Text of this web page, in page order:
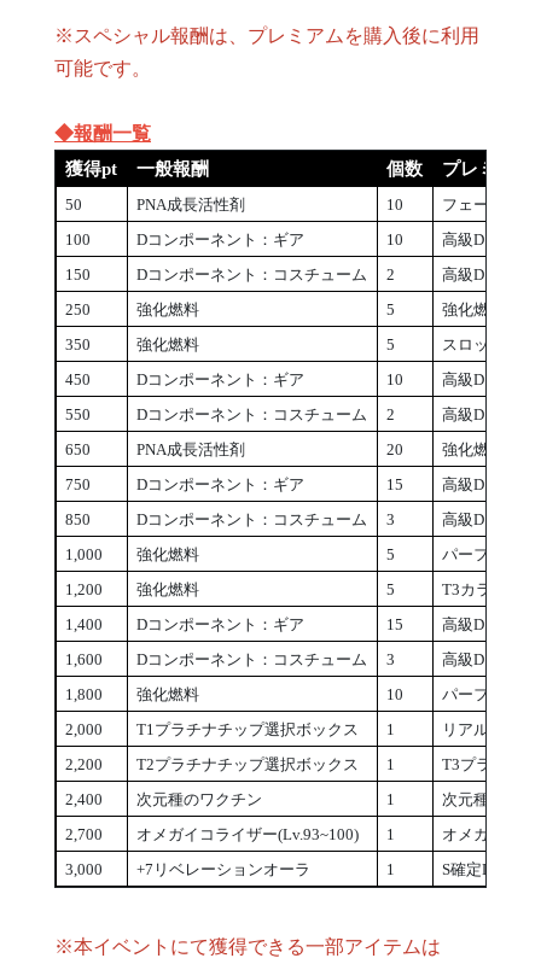
※スペシャル報酬は、プレミアムを購入後に利用
可能です。
◆報酬一覧
獲得pt 一般報酬 個数 プレミアム
50 PNA成長活性剤 10
フェーズブー
100
Dコンポーネント：ギア 10
高級Dコンポ
150
Dコンポーネント：コスチューム 2
高級Dコンポ
250
強化燃料 5
強化燃料
350
強化燃料 5
スロットカ
450
Dコンポーネント：ギア 10
高級Dコンポ
550
Dコンポーネント：コスチューム 2
高級Dコンポ
650
PNA成長活性剤 20
強化燃料
750
Dコンポーネント：ギア 15
高級Dコンポ
850
Dコンポーネント：コスチューム 3
高級Dコンポ
1,000
強化燃料 5
パーフェクト
1,200
強化燃料 5
T3カラーチ
1,400
Dコンポーネント：ギア 15
高級Dコンポ
1,600
Dコンポーネント：コスチューム 3
高級Dコンポ
1,800
強化燃料 10
パーフェクト
2,000
T1プラチナチップ選択ボックス 1
リアルカラ
2,200
T2プラチナチップ選択ボックス 1
T3プラチナ
2,400
次元種のワクチン 1
次元種のワク
2,700
オメガイコライザー(Lv.93~100) 1
オメガイコラ
3,000
+7リベレーションオーラ 1 S確定Dコン
※本イベントにて獲得できる一部アイテムは